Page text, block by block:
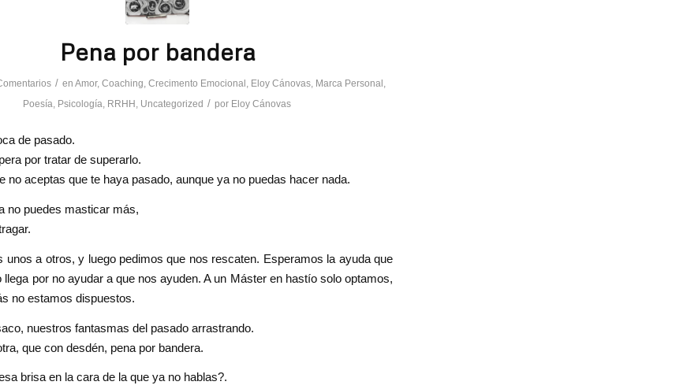
Pena por bandera
/ en Amor, Coaching Crecimento Emocional Eloy Cánovas Marca Personal
Poesía Psicología RRHH Uncategorized / por Eloy Cánovas
de pasado.
por tratar de superarlo.
no aceptas que te haya pasado, aunque ya no puedas hacer nada.
no puedes masticar más,
unos a otros, y luego pedimos que nos rescaten. Esperamos la ayuda que
llega por no ayudar a que nos ayuden. A un Máster en hastío solo optamos,
no estamos dispuestos.
nuestros fantasmas del pasado arrastrando.
que con desdén, pena por bandera.
brisa en la cara de la que ya no hablas?.